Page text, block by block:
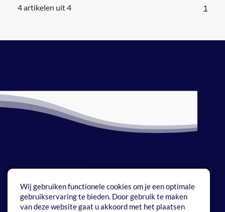
Wij gebruiken functionele cookies om je een optimale
gebruikservaring te bieden. Door gebruik te maken
van deze website gaat u akkoord met het plaatsen
4 artikelen uit 4 1
Onze service